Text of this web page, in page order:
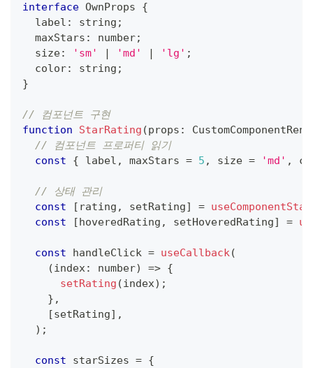
interface OwnProps
{
  label
: string ;
  maxStars
: number;
  size
: 'sm' 'md' 'lg' ;
  color
: string ;
}
// 컴포넌트 구현
function
StarRating (props :
// 컴포넌트 프로퍼티 읽기
const
{ label , maxStars = 5 , size = 'md' ,
// 상태 관리
const
[ rating , setRating] =
const
[ hoveredRating , setHoveredRating] =
const handleClick = useCallback(
(index: number) => {
setRating (index) ;
} ,
[setRating] ,
) ;
const starSizes = {